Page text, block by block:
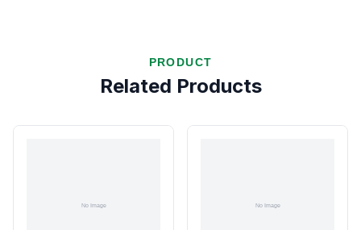
PRODUCT
Related Products